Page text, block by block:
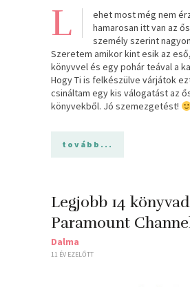
L
ehet most még nem
hamarosan itt van az
személy szerint
Szeretem amikor kint esik az
könyvvel és egy pohár teával a
Hogy Ti is felkészülve várjátok
csináltam egy kis válogatást az
könyvekből. Jó szemezgetést!
tovább...
Legjobb 14
Paramount
Dalma
11 ÉV EZELŐTT